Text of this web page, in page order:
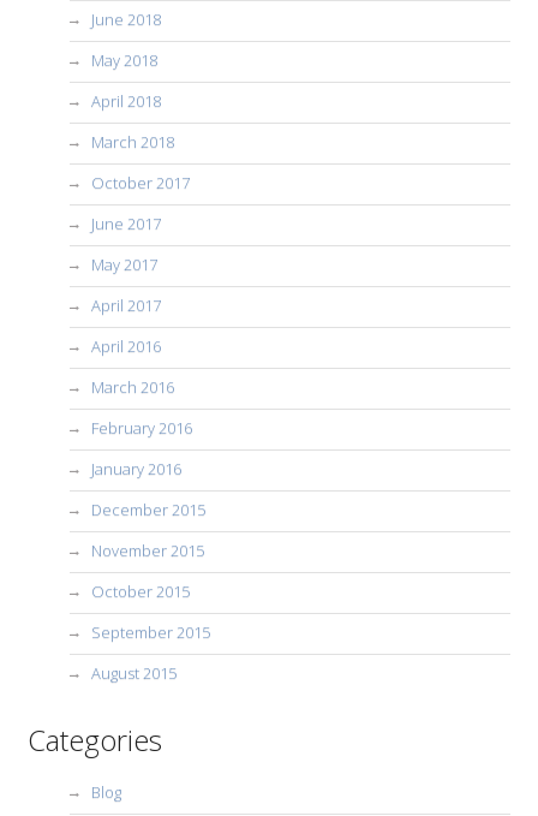
June 2018
May 2018
April 2018
March 2018
October 2017
June 2017
May 2017
April 2017
April 2016
March 2016
February 2016
January 2016
December 2015
November 2015
October 2015
September 2015
August 2015
Categories
Blog